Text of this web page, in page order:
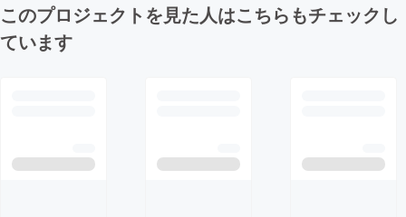
このプロジェクトを見た人はこちらもチェックし
ています